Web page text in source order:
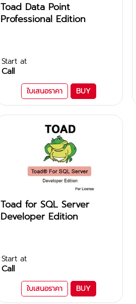
Toad Data Point
Professional Edition
Start at
Call
ใบเสนอราคา BUY
Toad for SQL Server
Developer Edition
Start at
Call
ใบเสนอราคา BUY